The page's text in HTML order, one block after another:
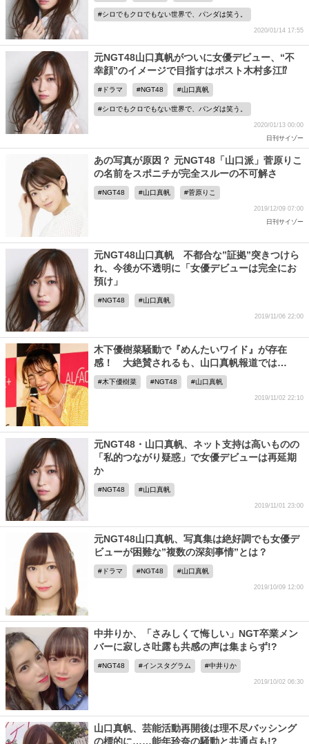
シロでもクロでもない世界で、パンダは笑う。
2020/01/14 17:55
元NGT48山口真帆がついに女優デビュー、“不
幸顔”のイメージで目指すはポスト木村多江⁉
ドラマ NGT48 山口真帆
シロでもクロでもない世界で、パンダは笑う。
2020/01/13 00:00
日刊サイゾー
あの写真が原因？ 元NGT48「山口派」菅原りこ
の名前をスポニチが完全スルーの不可解さ
NGT48 山口真帆 菅原りこ
2019/12/09 07:00
日刊サイゾー
元NGT48山口真帆 不都合な”証拠”突きつけら
れ、今後が不透明に「女優デビューは完全にお
預け」
NGT48 山口真帆
2019/11/06 22:00
木下優樹菜騒動で『めんたいワイド』が存在
感！ 大絶賛されるも、山口真帆報道では…
木下優樹菜 NGT48 山口真帆
2019/11/02 22:10
元NGT48・山口真帆、ネット支持は高いものの
「私的つながり疑惑」で女優デビューは再延期
か
NGT48 山口真帆
2019/11/01 23:00
元NGT48山口真帆、写真集は絶好調でも女優デ
ビューが困難な”複数の深刻事情”とは？
ドラマ NGT48 山口真帆
2019/10/09 12:00
中井りか、「さみしくて悔しい」NGT卒業メン
バーに寂しさ吐露も共感の声は集まらず!?
NGT48 インスタグラム 中井りか
2019/10/02 06:30
山口真帆、芸能活動再開後は理不尽バッシング
の標的に……能年玲奈の騒動と共通点も!?